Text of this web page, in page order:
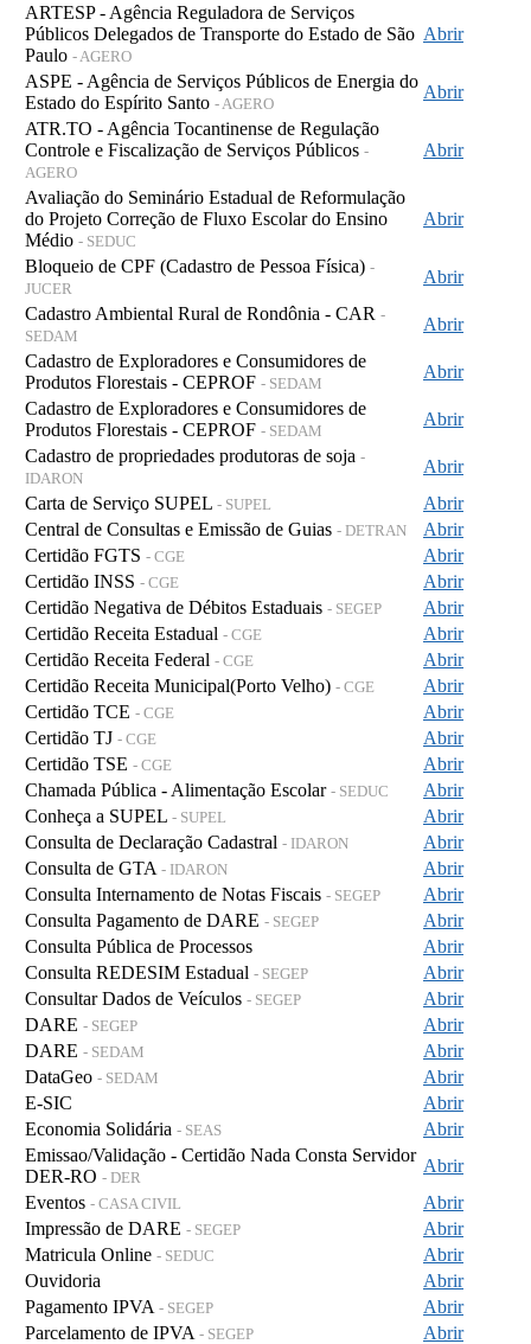
ARTESP - Agência Reguladora de Serviços
Públicos Delegados de Transporte do Estado de São
Paulo - AGERO
Abrir
ASPE - Agência de Serviços Públicos de Energia do
Estado do Espírito Santo - AGERO
Abrir
ATR.TO - Agência Tocantinense de Regulação
Controle e Fiscalização de Serviços Públicos -
AGERO
Abrir
Avaliação do Seminário Estadual de Reformulação
do Projeto Correção de Fluxo Escolar do Ensino
Médio - SEDUC
Abrir
Bloqueio de CPF (Cadastro de Pessoa Física) -
JUCER
Abrir
Cadastro Ambiental Rural de Rondônia - CAR -
SEDAM
Abrir
Cadastro de Exploradores e Consumidores de
Produtos Florestais - CEPROF - SEDAM
Abrir
Cadastro de Exploradores e Consumidores de
Produtos Florestais - CEPROF - SEDAM
Abrir
Cadastro de propriedades produtoras de soja -
IDARON
Abrir
Carta de Serviço SUPEL - SUPEL
Abrir
Central de Consultas e Emissão de Guias - DETRAN
Abrir
Certidão FGTS - CGE
Abrir
Certidão INSS - CGE
Abrir
Certidão Negativa de Débitos Estaduais - SEGEP
Abrir
Certidão Receita Estadual - CGE
Abrir
Certidão Receita Federal - CGE
Abrir
Certidão Receita Municipal(Porto Velho) - CGE
Abrir
Certidão TCE - CGE
Abrir
Certidão TJ - CGE
Abrir
Certidão TSE - CGE
Abrir
Chamada Pública - Alimentação Escolar - SEDUC
Abrir
Conheça a SUPEL - SUPEL
Abrir
Consulta de Declaração Cadastral - IDARON
Abrir
Consulta de GTA - IDARON
Abrir
Consulta Internamento de Notas Fiscais - SEGEP
Abrir
Consulta Pagamento de DARE - SEGEP
Abrir
Consulta Pública de Processos
Abrir
Consulta REDESIM Estadual - SEGEP
Abrir
Consultar Dados de Veículos - SEGEP
Abrir
DARE - SEGEP
Abrir
DARE - SEDAM
Abrir
DataGeo - SEDAM
Abrir
E-SIC
Abrir
Economia Solidária - SEAS
Abrir
Emissao/Validação - Certidão Nada Consta Servidor
DER-RO - DER
Abrir
Eventos - CASA CIVIL
Abrir
Impressão de DARE - SEGEP
Abrir
Matricula Online - SEDUC
Abrir
Ouvidoria
Abrir
Pagamento IPVA - SEGEP
Abrir
Parcelamento de IPVA - SEGEP
Abrir